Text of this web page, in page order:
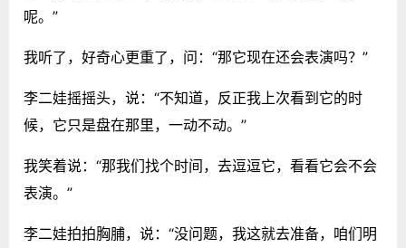
呢。”
我听了，好奇心更重了，问：“那它现在还会表演吗？”
李二娃摇摇头，说：“不知道，反正我上次看到它的时
候，它只是盘在那里，一动不动。”
我笑着说：“那我们找个时间，去逗逗它，看看它会不会
表演。”
李二娃拍拍胸脯，说：“没问题，我这就去准备，咱们明